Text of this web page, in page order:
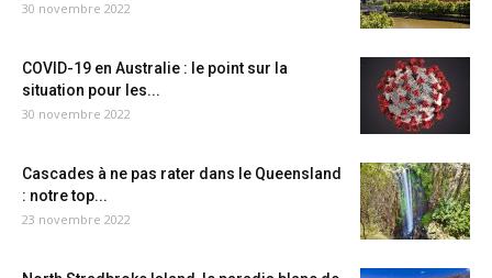
30 novembre 2022
COVID-19 en Australie : le point sur la
situation pour les...
30 novembre 2022
Cascades à ne pas rater dans le Queensland
: notre top...
23 novembre 2022